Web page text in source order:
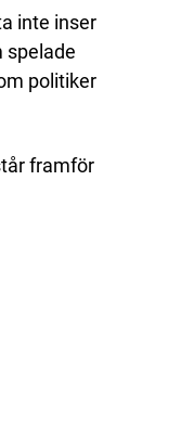
inte inser
spelade
politiker
framför